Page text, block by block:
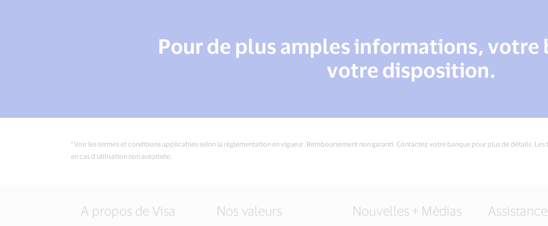
Pour de plus amples informations, votre
votre disposition.
* Voir les termes et conditions applicables selon la réglementation en vigueur. Remboursement non garanti. Contactez votre banque pour plus de détails.
en cas d'utilisation non autorisée.
A propos de Visa Nos valeurs Nouvelles + Médias Assistance